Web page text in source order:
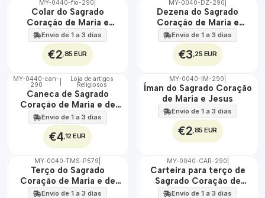
🇵🇹
100%
MY-0440-fio-290
Colar do Sagrado
Coração de Maria e
Jesus
Envio de 1 a 3 dias
€2,85 EUR
🇵🇹
100%
MY-0040-DZ-290
Dezena do Sagrado
Coração de Maria e
Jesus
Envio de 1 a 3 dias
€3,25 EUR
🇵🇹
100%
MY-0440-can-
290
Loja de artigos
Religiosos
Caneca de Sagrado
Coração de Maria e de
Jesus
Envio de 1 a 3 dias
€4,12 EUR
🇵🇹
100%
MY-0040-IM-290
Íman do Sagrado Coração
de Maria e Jesus
Envio de 1 a 3 dias
€2,85 EUR
🇵🇹
100%
MY-0040-TMS-P579
Terço do Sagrado
Coração de Maria e de
Jesus
Envio de 1 a 3 dias
🇵🇹
100%
MY-0040-CAR-290
Carteira para terço de
Sagrado Coração de
Maria e de Jesus
Envio de 1 a 3 dias